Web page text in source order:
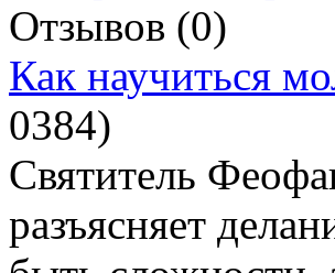
Отзывов (0)
Как научиться
0384)
Святитель
разъясняет